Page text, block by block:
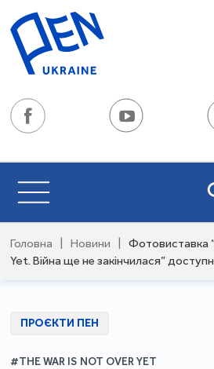
Головна Новини
Фотовиставка
Yet. Війна ще не закінчилася”
ПРОЄКТИ ПЕН
#THE WAR IS NOT OVER YET